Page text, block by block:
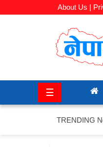
About Us |
राजनीति
☰
TRENDING